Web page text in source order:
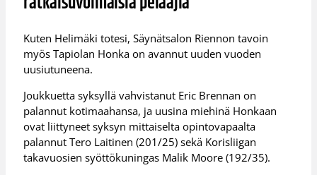
Kuten Helimäki totesi, Säynätsalon Riennon tavoin
myös Tapiolan Honka on avannut uuden vuoden
uusiutuneena.
Joukkuetta syksyllä vahvistanut Eric Brennan on
palannut kotimaahansa, ja uusina miehinä Honkaan
ovat liittyneet syksyn mittaiselta opintovapaalta
palannut Tero Laitinen (201/25) sekä Korisliigan
takavuosien syöttökuningas Malik Moore (192/35).